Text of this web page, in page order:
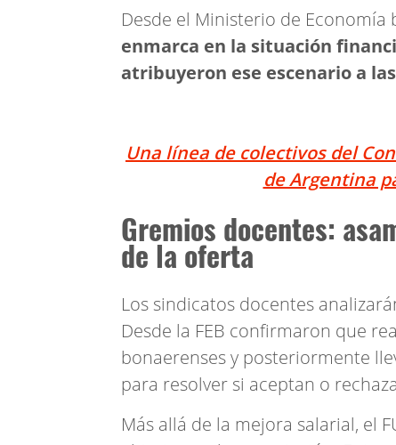
Desde el Ministerio de
enmarca en la situación
atribuyeron ese escenario a
Una línea de colectivos del
de Argentina
Gremios docentes:
de la oferta
Los sindicatos docentes
Desde la FEB confirmaron que
bonaerenses y posteriormente
para resolver si aceptan o
Más allá de la mejora salarial, el